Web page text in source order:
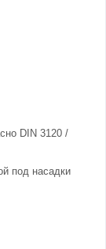
DIN 3120 /
под насадки